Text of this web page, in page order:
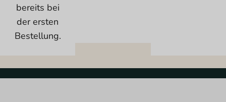
bereits bei
der ersten
Bestellung.